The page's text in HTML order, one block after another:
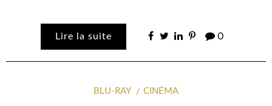
Lire la suite 0
BLU-RAY CINÉMA